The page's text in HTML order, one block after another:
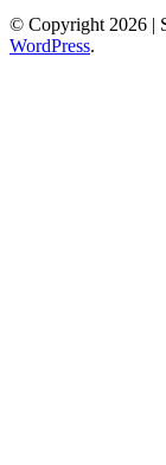
© Copyright 2026 |
WordPress.